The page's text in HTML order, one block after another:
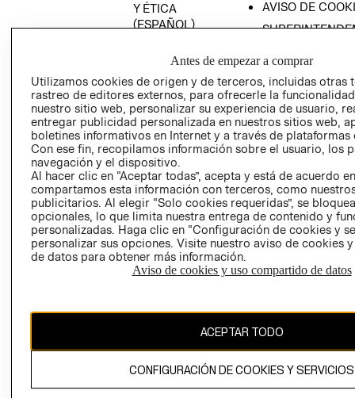
Y ÉTICA
(ESPAÑOL)
TRANSPARENCIA
Y ÉTICA (INGLÉS)
AVISO DE
COMERCIO - SIC
PETICIONES
QUEJAS Y
RECLAMOS
Colombia ($)
CAMBIAR REGIÓN
propiedad de H&M Hennes & Mauritz AB.
Antes de empezar a comprar
Utilizamos cookies de origen y de terceros, incluidas otras
rastreo de editores externos, para ofrecerle la
nuestro sitio web, personalizar su experiencia de usuario,
entregar publicidad personalizada en nuestros sitios web,
boletines informativos en Internet y a través de plataformas
Con ese fin, recopilamos información sobre el usuario, los
navegación y el dispositivo.
Al hacer clic en “Aceptar todas”, acepta y está de acuerdo
compartamos esta información con terceros, como
publicitarios. Al elegir “Solo cookies requeridas”, se
opcionales, lo que limita nuestra entrega de contenido y
personalizadas. Haga clic en “Configuración de cookies y
personalizar sus opciones. Visite nuestro aviso de cookies
de datos para obtener más información.
Aviso de cookies y uso compartido de datos
ACEPTAR TODO
CONFIGURACIÓN DE COOKIES Y SERVICIOS